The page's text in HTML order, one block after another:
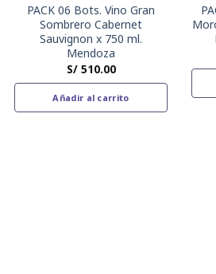
PACK 06 Bots. Vino Gran
Sombrero Cabernet
Sauvignon x 750 ml.
Mendoza
S/510.00
Añadir al carrito